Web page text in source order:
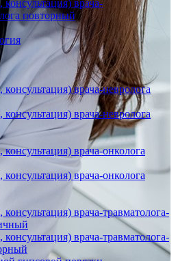
врача-
повторный
врача-невролога
врача-невролога
врача-онколога
врача-онколога
врача-травматолога-
врача-травматолога-